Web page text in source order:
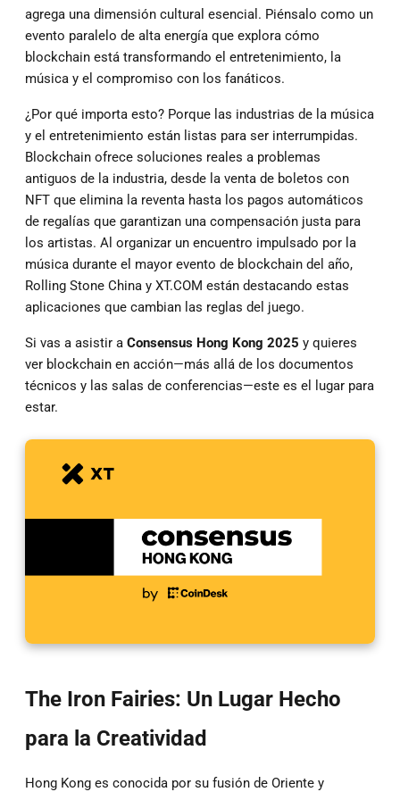
agrega una dimensión cultural esencial. Piénsalo como un
evento paralelo de alta energía que explora cómo
blockchain está transformando el entretenimiento, la
música y el compromiso con los fanáticos.
¿Por qué importa esto? Porque las industrias de la música
y el entretenimiento están listas para ser interrumpidas.
Blockchain ofrece soluciones reales a problemas
antiguos de la industria, desde la venta de boletos con
NFT que elimina la reventa hasta los pagos automáticos
de regalías que garantizan una compensación justa para
los artistas. Al organizar un encuentro impulsado por la
música durante el mayor evento de blockchain del año,
Rolling Stone China y XT.COM están destacando estas
aplicaciones que cambian las reglas del juego.
Si vas a asistir a Consensus Hong Kong 2025 y quieres
ver blockchain en acción—más allá de los documentos
técnicos y las salas de conferencias—este es el lugar para
estar.
The Iron Fairies: Un Lugar Hecho
para la Creatividad
Hong Kong es conocida por su fusión de Oriente y